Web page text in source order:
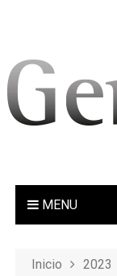
MENU
Inicio 2023